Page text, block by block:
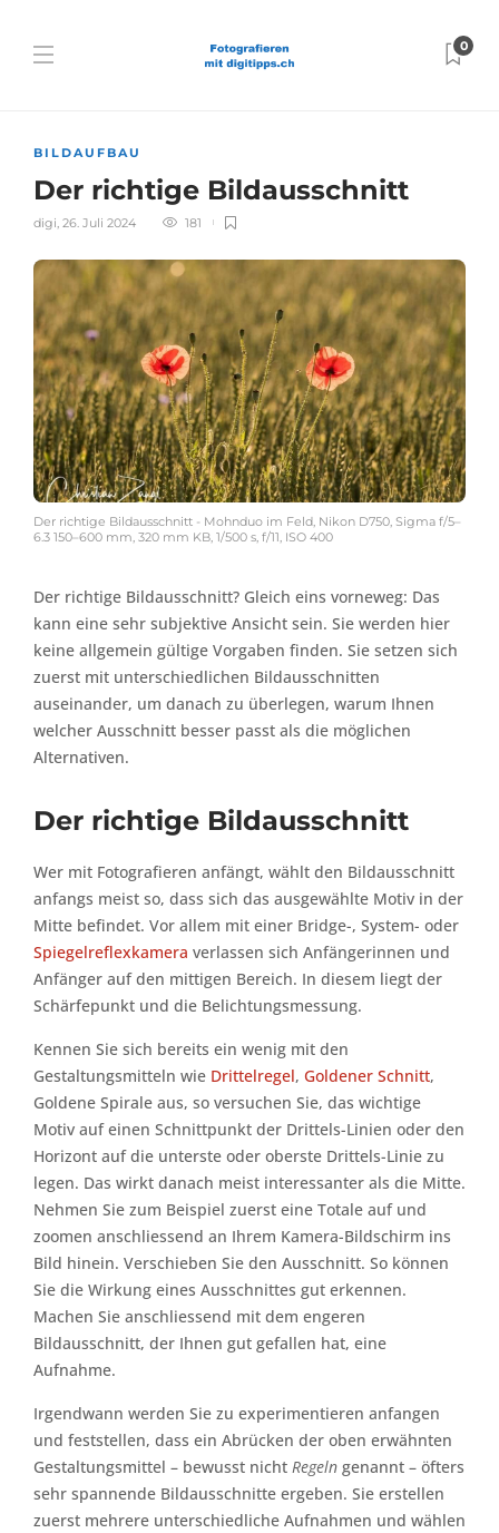
0
BILDAUFBAU
Der richtige Bildausschnitt
digi, 26. Juli 2024 181
Der richtige Bildausschnitt - Mohnduo im Feld, Nikon D750, Sigma f/5–
6.3 150–600 mm, 320 mm KB, 1/500 s, f/11, ISO 400
Der richtige Bildausschnitt? Gleich eins vorneweg: Das
kann eine sehr subjektive Ansicht sein. Sie werden hier
keine allgemein gültige Vorgaben finden. Sie setzen sich
zuerst mit unterschiedlichen Bildausschnitten
auseinander, um danach zu überlegen, warum Ihnen
welcher Ausschnitt besser passt als die möglichen
Alternativen.
Der richtige Bildausschnitt
Wer mit Fotografieren anfängt, wählt den Bildausschnitt
anfangs meist so, dass sich das ausgewählte Motiv in der
Mitte befindet. Vor allem mit einer Bridge-, System- oder
Spiegelreflexkamera verlassen sich Anfängerinnen und
Anfänger auf den mittigen Bereich. In diesem liegt der
Schärfepunkt und die Belichtungsmessung.
Kennen Sie sich bereits ein wenig mit den
Gestaltungsmitteln wie Drittelregel, Goldener Schnitt,
Goldene Spirale aus, so versuchen Sie, das wichtige
Motiv auf einen Schnittpunkt der Drittels-Linien oder den
Horizont auf die unterste oder oberste Drittels-Linie zu
legen. Das wirkt danach meist interessanter als die Mitte.
Nehmen Sie zum Beispiel zuerst eine Totale auf und
zoomen anschliessend an Ihrem Kamera-Bildschirm ins
Bild hinein. Verschieben Sie den Ausschnitt. So können
Sie die Wirkung eines Ausschnittes gut erkennen.
Machen Sie anschliessend mit dem engeren
Bildausschnitt, der Ihnen gut gefallen hat, eine
Aufnahme.
Irgendwann werden Sie zu experimentieren anfangen
und feststellen, dass ein Abrücken der oben erwähnten
Gestaltungsmittel – bewusst nicht Regeln genannt – öfters
sehr spannende Bildausschnitte ergeben. Sie erstellen
zuerst mehrere unterschiedliche Aufnahmen und wählen